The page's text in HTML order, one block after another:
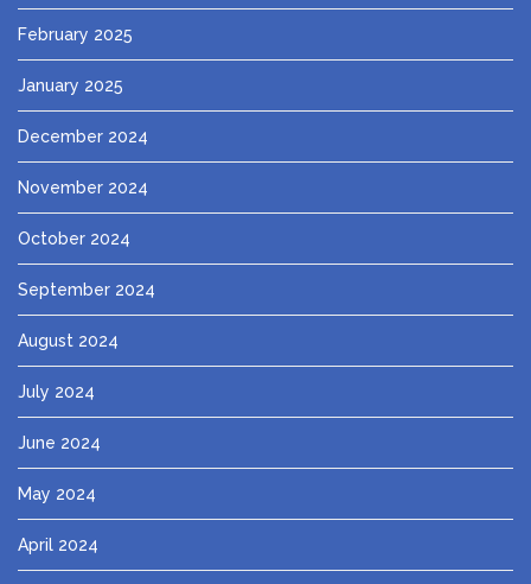
February 2025
January 2025
December 2024
November 2024
October 2024
September 2024
August 2024
July 2024
June 2024
May 2024
April 2024